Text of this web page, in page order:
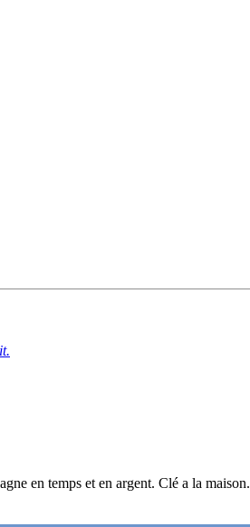
en temps et en argent. Clé a la maison.